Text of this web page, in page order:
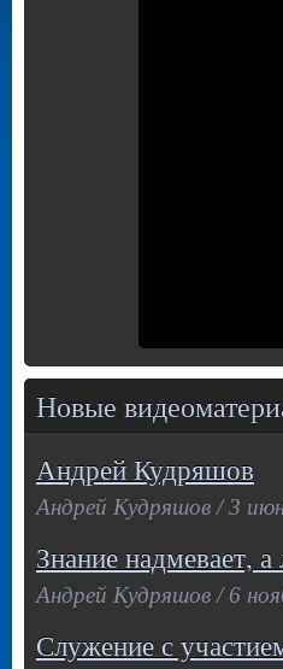
Новые
Андрей Кудряшов
Андрей Кудряшов / 3
Знание надмевает,
Андрей Кудряшов / 6
Служение с